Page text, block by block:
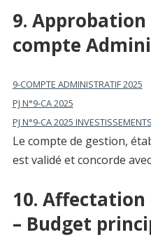
9.
compte
9-COMPTE ADMINISTRATIF 2025
PJ N°9-CA 2025
PJ N°9-CA 2025 INVESTISSEMENTS
Le compte de gestion,
est validé et concorde
10.
– Budget